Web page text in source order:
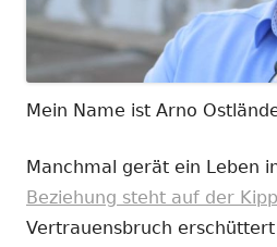
Mein Name ist Arno
Manchmal gerät ein Leben
Beziehung steht auf der
Vertrauensbruch erschüttert